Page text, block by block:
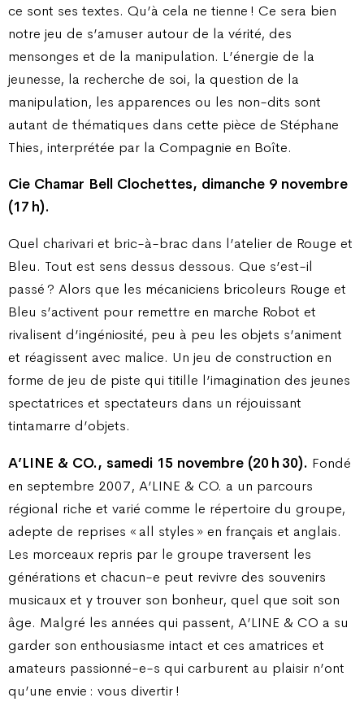
ce sont ses textes. Qu’à cela ne tienne ! Ce sera bien
notre jeu de s’amuser autour de la vérité, des
mensonges et de la manipulation. L’énergie de la
jeunesse, la recherche de soi, la question de la
manipulation, les apparences ou les non-dits sont
autant de thématiques dans cette pièce de Stéphane
Thies, interprétée par la Compagnie en Boîte.
Cie Chamar Bell Clochettes, dimanche 9 novembre
(17 h).
Quel charivari et bric-à-brac dans l’atelier de Rouge et
Bleu. Tout est sens dessus dessous. Que s’est-il
passé ? Alors que les mécaniciens bricoleurs Rouge et
Bleu s’activent pour remettre en marche Robot et
rivalisent d’ingéniosité, peu à peu les objets s’animent
et réagissent avec malice. Un jeu de construction en
forme de jeu de piste qui titille l’imagination des jeunes
spectatrices et spectateurs dans un réjouissant
tintamarre d’objets.
A’LINE & CO., samedi 15 novembre (20 h 30). Fondé
en septembre 2007, A’LINE & CO. a un parcours
régional riche et varié comme le répertoire du groupe,
adepte de reprises « all styles » en français et anglais.
Les morceaux repris par le groupe traversent les
générations et chacun-e peut revivre des souvenirs
musicaux et y trouver son bonheur, quel que soit son
âge. Malgré les années qui passent, A’LINE & CO a su
garder son enthousiasme intact et ces amatrices et
amateurs passionné-e-s qui carburent au plaisir n’ont
qu’une envie : vous divertir !